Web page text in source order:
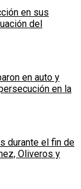
en sus
del
en auto y
en la
durante el fin de
Oliveros y